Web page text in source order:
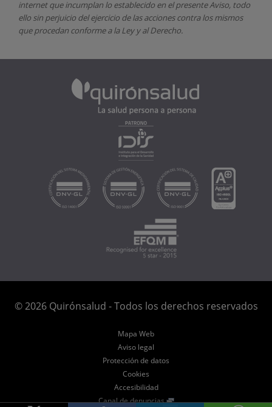
internet que incumplan lo establecido en el presente Aviso, todo
ello sin perjuicio del ejercicio de las acciones contra los mismos
que procedan conforme a la Ley y al Derecho.
© 2026 Quirónsalud - Todos los derechos reservados
Mapa Web
Aviso legal
Protección de datos
Cookies
Accesibilidad
Canal de denuncias